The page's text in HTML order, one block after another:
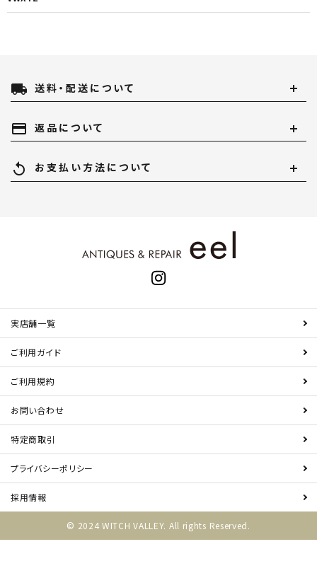
local_shipping 送料・配送について
payment 返品について
replay お支払い方法について
実店舗一覧
ご利用ガイド
ご利用規約
お問い合わせ
特定商取引
プライバシーポリシー
採用情報
© 2024 WITCH VALLEY. All rights Reserved.